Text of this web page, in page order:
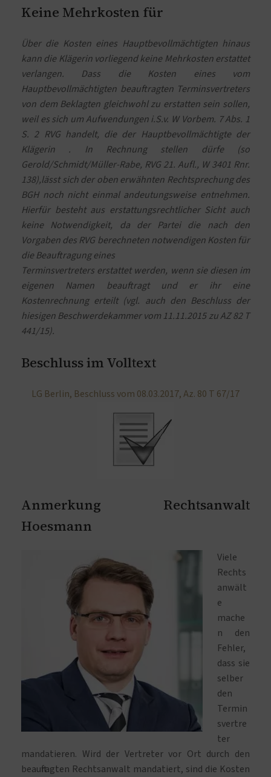
Keine Mehrkosten für
Über die Kosten eines Hauptbevollmächtigten hinaus
kann die Klägerin vorliegend keine Mehrkosten erstattet
verlangen. Dass die Kosten eines vom
Hauptbevollmächtigten beauftragten Terminsvertreters
von dem Beklagten gleichwohl zu erstatten sein sollen,
weil es sich um Aufwendungen i.S.v. W Vorbem. 7 Abs. 1
S. 2 RVG handelt, die der Hauptbevollmächtigte der
Klägerin . In Rechnung stellen dürfe (so
Gerold/Schmidt/Müller-Rabe, RVG 21. Aufl., W 3401 Rnr.
138),lässt sich der oben erwähnten Rechtsprechung des
BGH noch nicht einmal andeutungsweise entnehmen.
Hierfür besteht aus erstattungsrechtlicher Sicht auch
keine Notwendigkeit, da der Partei die nach den
Vorgaben des RVG berechneten notwendigen Kosten für
die Beauftragung eines
Terminsvertreters erstattet werden, wenn sie diesen im
eigenen Namen beauftragt und er ihr eine
Kostenrechnung erteilt (vgl. auch den Beschluss der
hiesigen Beschwerdekammer vom 11.11.2015 zu AZ 82 T
441/15).
Beschluss im Volltext
LG Berlin, Beschluss vom 08.03.2017, Az. 80 T 67/17
Anmerkung Rechtsanwalt
Hoesmann
Viele
Rechts
anwält
e
mache
n den
Fehler,
dass sie
selber
den
Termin
svertre
ter
mandatieren. Wird der Vertreter vor Ort durch den
beauftragten Rechtsanwalt mandatiert, sind die Kosten